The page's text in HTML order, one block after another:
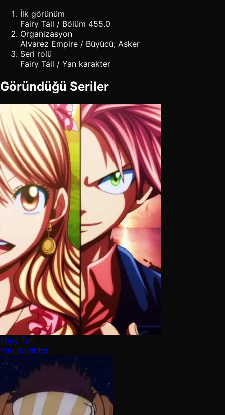
İlk görünüm
Fairy Tail / Bölüm 455.0
Organizasyon
Alvarez Empire / Büyücü; Asker
Seri rolü
Fairy Tail / Yan karakter
Göründüğü Seriler
Fairy Tail
Yan Karakter